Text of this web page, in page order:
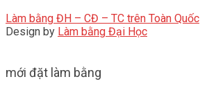
Làm bằng ĐH – CĐ – TC trên Toàn Quốc
Design by Làm bằng Đại Học
mới đặt làm bằng